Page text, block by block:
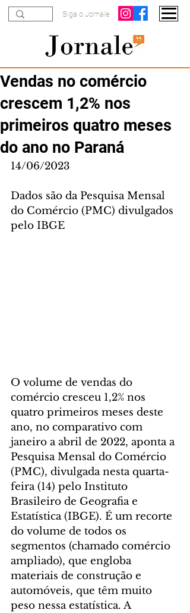
Siga o Jornale
Vendas no comércio
crescem 1,2% nos
primeiros quatro meses
do ano no Paraná
14/06/2023
Dados são da Pesquisa Mensal
do Comércio (PMC) divulgados
pelo IBGE
O volume de vendas do
comércio cresceu 1,2% nos
quatro primeiros meses deste
ano, no comparativo com
janeiro a abril de 2022, aponta a
Pesquisa Mensal do Comércio
(PMC), divulgada nesta quarta-
feira (14) pelo Instituto
Brasileiro de Geografia e
Estatística (IBGE). É um recorte
do volume de todos os
segmentos (chamado comércio
ampliado), que engloba
materiais de construção e
automóveis, que têm muito
peso nessa estatística. A